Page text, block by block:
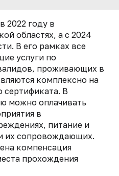
2022 году в
областях, а с 2024
В его рамках все
услуги по
проживающих в
комплексно на
сертификата. В
можно оплачивать
в
питание и
их сопровождающих.
компенсация
прохождения